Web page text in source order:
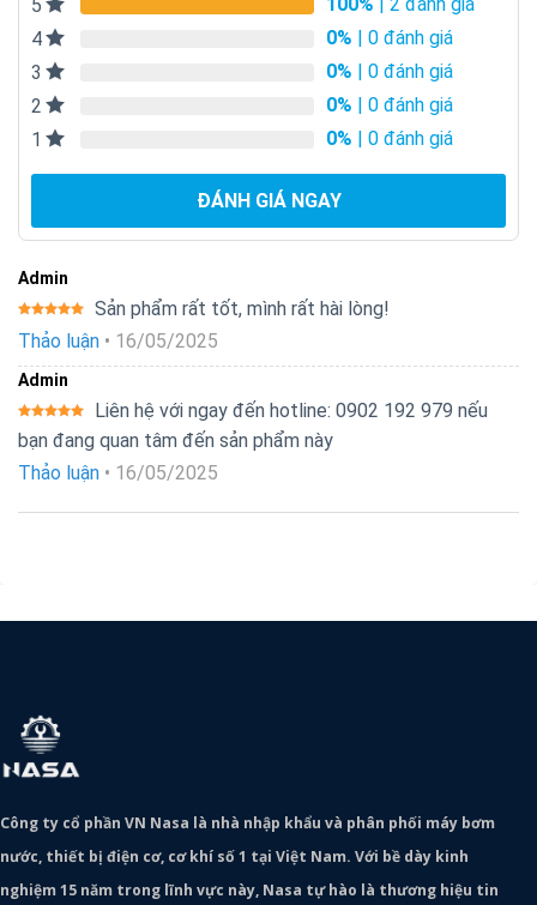
5
4
0% | 0 đánh giá
3
0% | 0 đánh giá
2
0% | 0 đánh giá
1
0% | 0 đánh giá
ĐÁNH GIÁ NGAY
Admin
hạng5 5
Sản phẩm rất tốt, mình rất hài lòng!
Thảo luận • 16/05/2025
Admin
hạng 5 5
Liên hệ với ngay đến hotline: 0902 192 979 nếu
bạn đang quan tâm đến sản phẩm này
Thảo luận • 16/05/2025
Công ty cổ phần VN Nasa là nhà nhập khẩu và phân phối máy bơm
nước, thiết bị điện cơ, cơ khí số 1 tại Việt Nam. Với bề dày kinh
nghiệm 15 năm trong lĩnh vực này, Nasa tự hào là thương hiệu tin